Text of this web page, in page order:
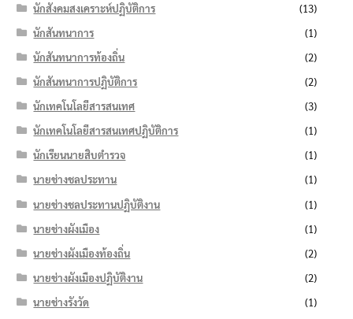
นักสังคมสงเคราะห์ปฏิบัติการ
(13)
นักสันทนาการ
(1)
นักสันทนาการท้องถิ่น
(2)
นักสันทนาการปฏิบัติการ
(2)
นักเทคโนโลยีสารสนเทศ
(3)
นักเทคโนโลยีสารสนเทศปฏิบัติการ
(1)
นักเรียนนายสิบตำรวจ
(1)
นายช่างชลประทาน
(1)
นายช่างชลประทานปฏิบัติงาน
(1)
นายช่างผังเมือง
(1)
นายช่างผังเมืองท้องถิ่น
(2)
นายช่างผังเมืองปฏิบัติงาน
(2)
นายช่างรังวัด
(1)